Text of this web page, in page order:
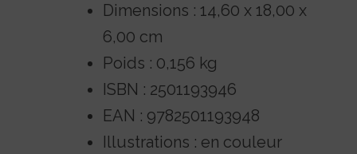
Dimensions : 14,60 x 18,00 x
6,00 cm
Poids : 0,156 kg
ISBN : 2501193946
EAN : 9782501193948
Illustrations : en couleur